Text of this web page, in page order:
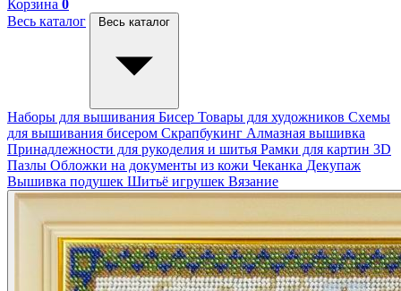
Корзина 0
Весь каталог
Весь каталог
Наборы для вышивания Бисер Товары для художников Схемы
для вышивания бисером Скрапбукинг Алмазная вышивка
Принадлежности для рукоделия и шитья Рамки для картин 3D
Пазлы Обложки на документы из кожи Чеканка Декупаж
Вышивка подушек Шитьё игрушек Вязание